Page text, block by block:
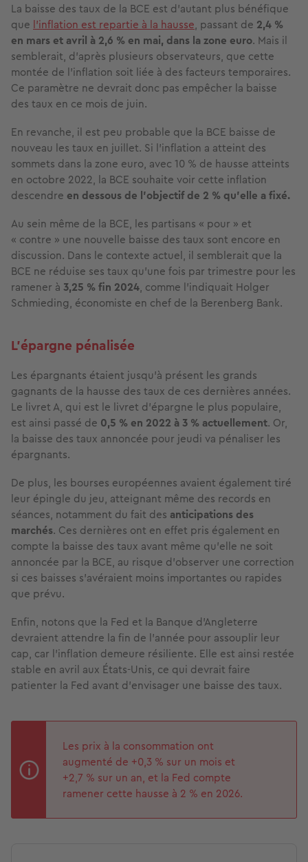
La baisse des taux de la BCE est d’autant plus bénéfique
que l’inflation est repartie à la hausse, passant de 2,4 %
en mars et avril à 2,6 % en mai, dans la zone euro. Mais il
semblerait, d’après plusieurs observateurs, que cette
montée de l’inflation soit liée à des facteurs temporaires.
Ce paramètre ne devrait donc pas empêcher la baisse
des taux en ce mois de juin.
En revanche, il est peu probable que la BCE baisse de
nouveau les taux en juillet. Si l’inflation a atteint des
sommets dans la zone euro, avec 10 % de hausse atteints
en octobre 2022, la BCE souhaite voir cette inflation
descendre en dessous de l’objectif de 2 % qu’elle a fixé.
Au sein même de la BCE, les partisans « pour » et
« contre » une nouvelle baisse des taux sont encore en
discussion. Dans le contexte actuel, il semblerait que la
BCE ne réduise ses taux qu’une fois par trimestre pour les
ramener à 3,25 % fin 2024, comme l’indiquait Holger
Schmieding, économiste en chef de la Berenberg Bank.
L’épargne pénalisée
Les épargnants étaient jusqu’à présent les grands
gagnants de la hausse des taux de ces dernières années.
Le livret A, qui est le livret d’épargne le plus populaire,
est ainsi passé de 0,5 % en 2022 à 3 % actuellement. Or,
la baisse des taux annoncée pour jeudi va pénaliser les
épargnants.
De plus, les bourses européennes avaient également tiré
leur épingle du jeu, atteignant même des records en
séances, notamment du fait des anticipations des
marchés. Ces dernières ont en effet pris également en
compte la baisse des taux avant même qu’elle ne soit
annoncée par la BCE, au risque d’observer une correction
si ces baisses s’avéraient moins importantes ou rapides
que prévu.
Enfin, notons que la Fed et la Banque d’Angleterre
devraient attendre la fin de l’année pour assouplir leur
cap, car l’inflation demeure résiliente. Elle est ainsi restée
stable en avril aux États-Unis, ce qui devrait faire
patienter la Fed avant d’envisager une baisse des taux.
Les prix à la consommation ont
augmenté de +0,3 % sur un mois et
+2,7 % sur un an, et la Fed compte
ramener cette hausse à 2 % en 2026.